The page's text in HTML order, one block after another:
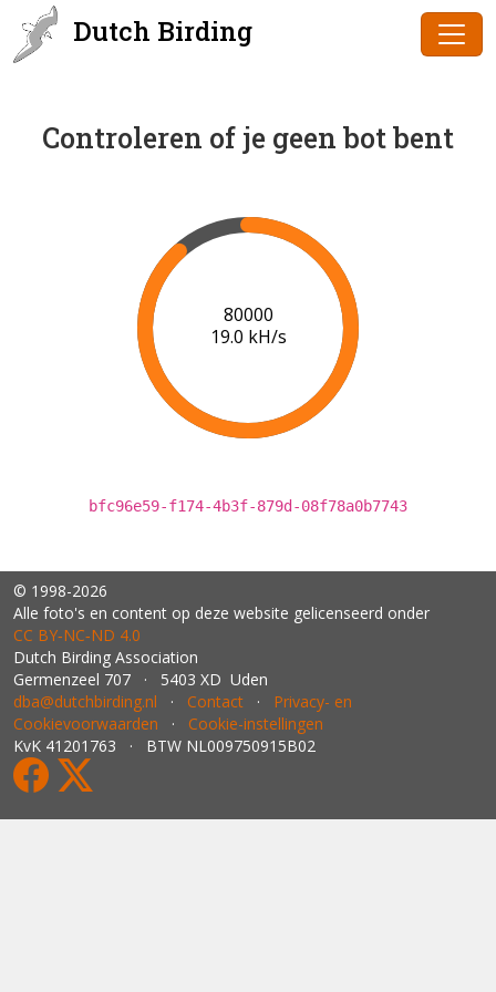
Dutch Birding
Controleren of je geen bot bent
81000
18.8 kH/s
bfc96e59-f174-4b3f-879d-08f78a0b7743
© 1998-2026
Alle foto's en content op deze website gelicenseerd onder
CC BY‑NC‑ND 4.0
Dutch Birding Association
Germenzeel 707 · 5403 XD Uden
dba@dutchbirding.nl · Contact · Privacy- en
Cookievoorwaarden · Cookie-instellingen
KvK 41201763 · BTW NL009750915B02